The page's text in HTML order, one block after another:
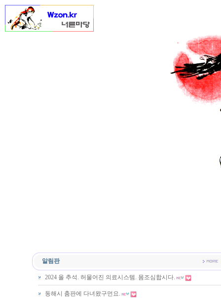
알림판
2024 올 추석. 허물어진 의료시스템. 몸조심합시다.
동해시 춤판에 다녀왔구먼요.